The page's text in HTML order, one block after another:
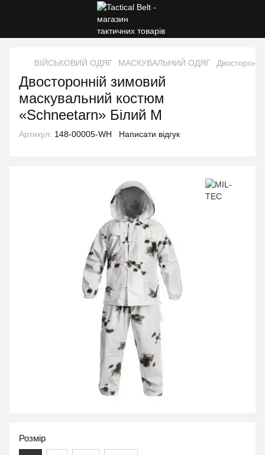
ВІЙСЬКОВИЙ ОДЯГ МАСКУВАЛЬНИЙ ОДЯГ
Двосторонній зимовий
маскувальний костюм
«Schneetarn» Білий M
Артикул: 148-00005-WH Написати відгук
Розмір